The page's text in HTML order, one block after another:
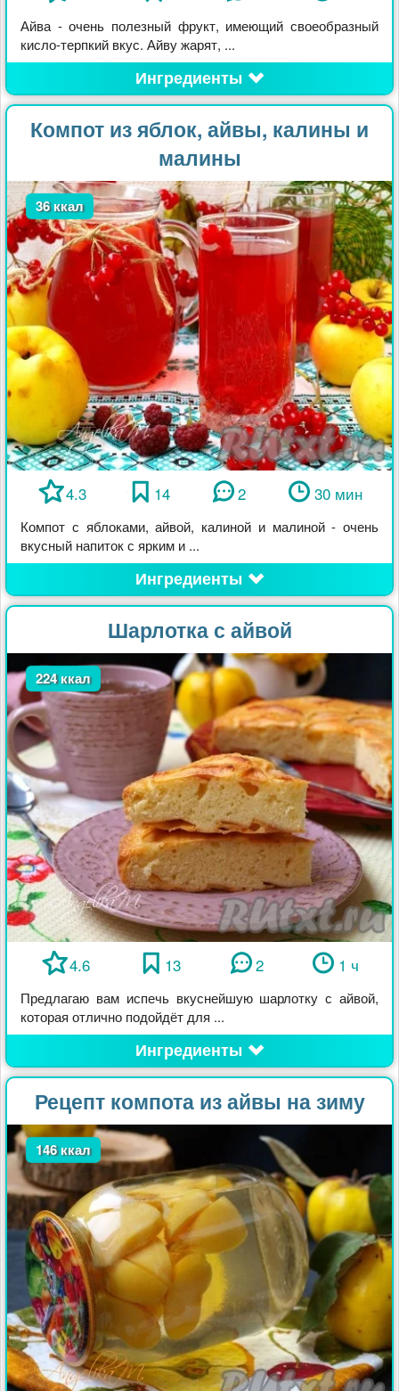
Айва - очень полезный фрукт, имеющий своеобразный
кисло-терпкий вкус. Айву жарят, ...
Ингредиенты
Компот из яблок, айвы, калины и
малины
36 ккал
4.3 14 2 30 мин
Компот с яблоками, айвой, калиной и малиной - очень
вкусный напиток с ярким и ...
Ингредиенты
Шарлотка с айвой
224 ккал
4.6 13 2 1 ч
Предлагаю вам испечь вкуснейшую шарлотку с айвой,
которая отлично подойдёт для ...
Ингредиенты
Рецепт компота из айвы на зиму
146 ккал